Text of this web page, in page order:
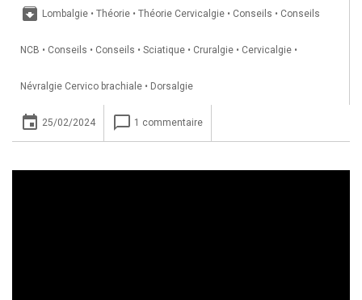
archive Lombalgie • Théorie • Théorie Cervicalgie • Conseils • Conseils
NCB • Conseils • Conseils • Sciatique • Cruralgie • Cervicalgie •
Névralgie Cervico brachiale • Dorsalgie
insert_invitation 25/02/2024 chat_bubble_outline 1 commentaire